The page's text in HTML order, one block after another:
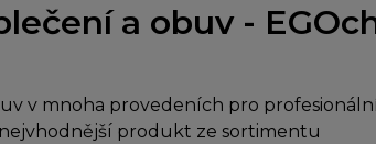
a obuv -
v mnoha provedeních pro
produkt ze sortimentu